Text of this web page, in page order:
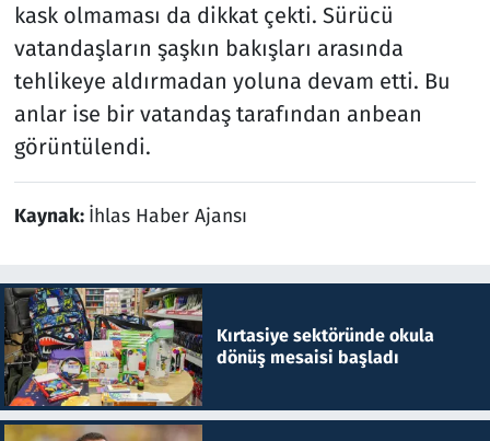
kask olmaması da dikkat çekti. Sürücü
vatandaşların şaşkın bakışları arasında
tehlikeye aldırmadan yoluna devam etti. Bu
anlar ise bir vatandaş tarafından anbean
görüntülendi.
Kaynak: İhlas Haber Ajansı
Kırtasiye sektöründe okula
dönüş mesaisi başladı
Teknoloji ve Bilim
Televizyon